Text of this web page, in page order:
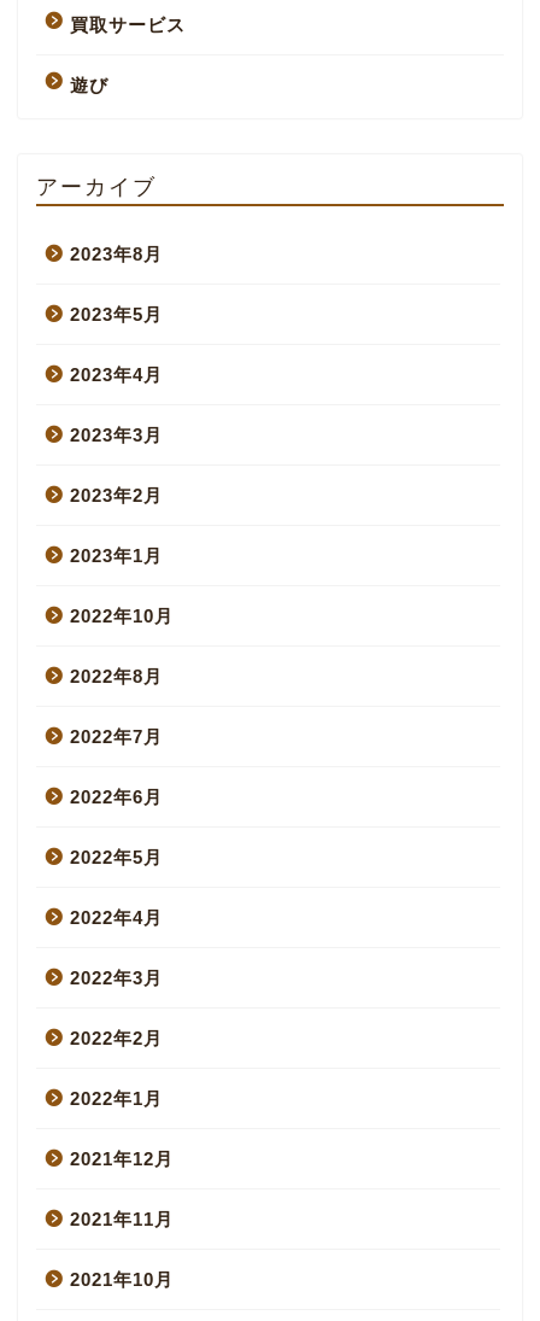
買取サービス
遊び
アーカイブ
2023年8月
2023年5月
2023年4月
2023年3月
2023年2月
2023年1月
2022年10月
2022年8月
2022年7月
2022年6月
2022年5月
2022年4月
2022年3月
2022年2月
2022年1月
2021年12月
2021年11月
2021年10月